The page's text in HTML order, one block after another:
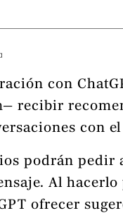
con
recibir
con
podrán pedir
Al
ofrecer